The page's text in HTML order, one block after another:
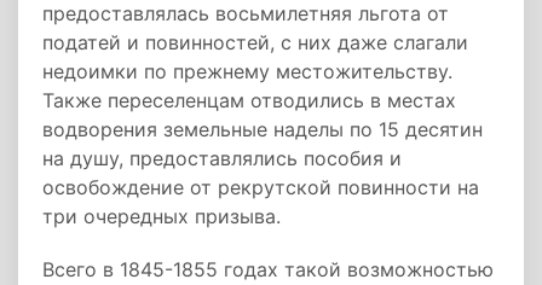
предоставлялась восьмилетняя льгота от
податей и повинностей, с них даже слагали
недоимки по прежнему местожительству.
Также переселенцам отводились в местах
водворения земельные наделы по 15 десятин
на душу, предоставлялись пособия и
освобождение от рекрутской повинности на
три очередных призыва.
Всего в 1845-1855 годах такой возможностью